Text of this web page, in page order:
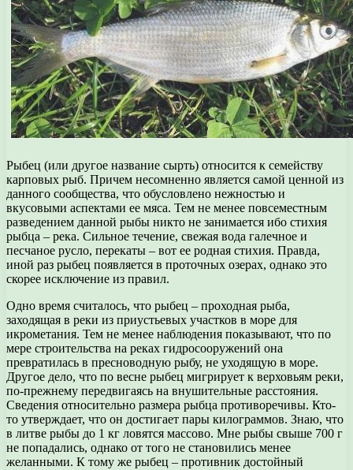
Рыбец (или другое название сырть) относится к семейству
карповых рыб. Причем несомненно является самой ценной из
данного сообщества, что обусловлено нежностью и
вкусовыми аспектами ее мяса. Тем не менее повсеместным
разведением данной рыбы никто не занимается ибо стихия
рыбца – река. Сильное течение, свежая вода галечное и
песчаное русло, перекаты – вот ее родная стихия. Правда,
иной раз рыбец появляется в проточных озерах, однако это
скорее исключение из правил.
Одно время считалось, что рыбец – проходная рыба,
заходящая в реки из приустьевых участков в море для
икрометания. Тем не менее наблюдения показывают, что по
мере строительства на реках гидросооружений она
превратилась в пресноводную рыбу, не уходящую в море.
Другое дело, что по весне рыбец мигрирует к верховьям реки,
по-прежнему передвигаясь на внушительные расстояния.
Сведения относительно размера рыбца противоречивы. Кто-
то утверждает, что он достигает пары килограммов. Знаю, что
в литве рыбы до 1 кг ловятся массово. Мне рыбы свыше 700 г
не попадались, однако от того не становились менее
желанными. К тому же рыбец – противник достойный